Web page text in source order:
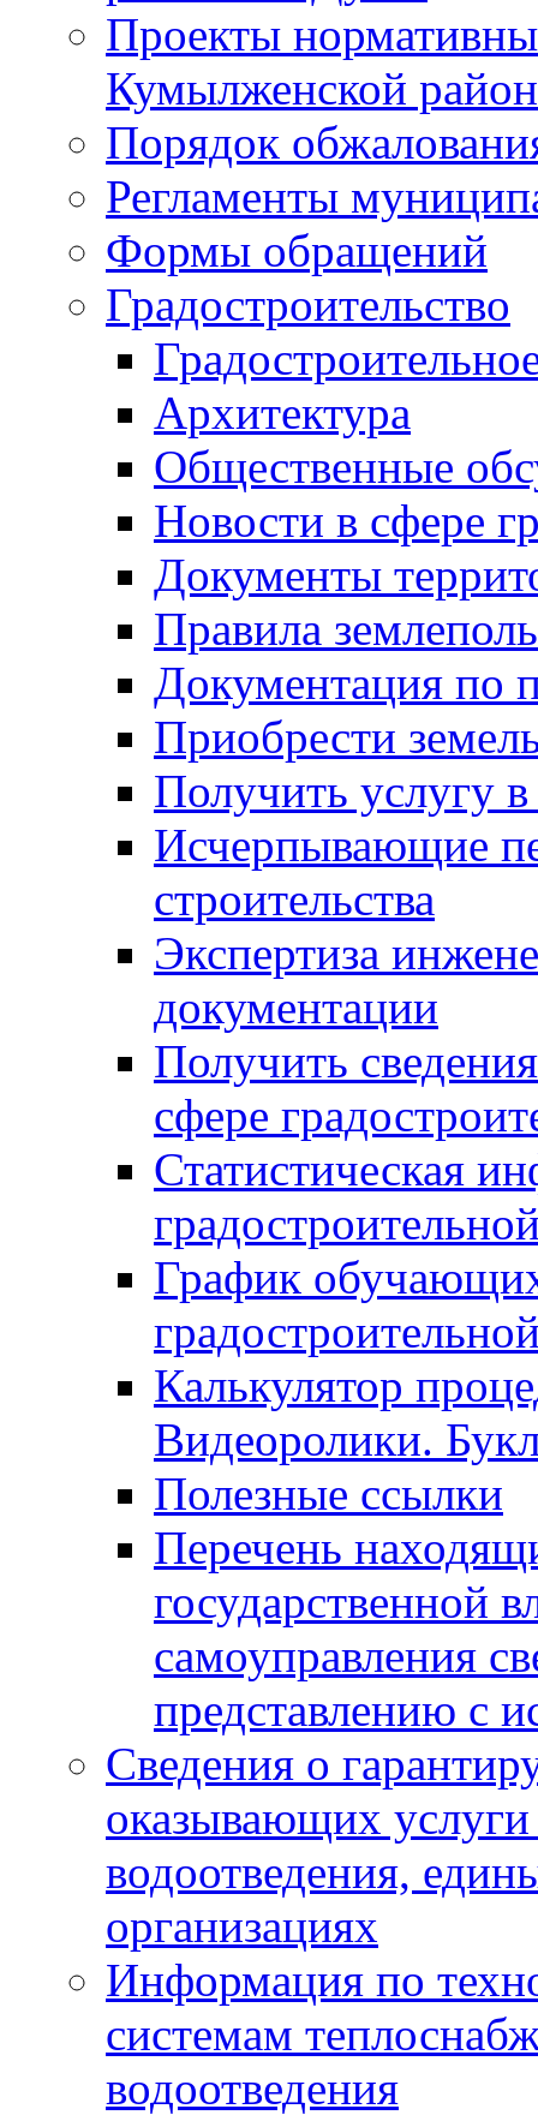
Проекты
Кумылженской
Порядок
Регламенты
Формы обращений
Градостроительство
Архитектура
Общественные
Новости в сфере
Документы
Правила
Документация по
Приобрести
Получить услугу в
Исчерпывающие
строительства
Экспертиза
документации
Получить
сфере
Статистическая
График
Калькулятор
Видеоролики.
Полезные ссылки
Перечень
государственной
самоуправления
представлению с
Сведения о
оказывающих
водоотведения,
организациях
Информация по
системам
водоотведения